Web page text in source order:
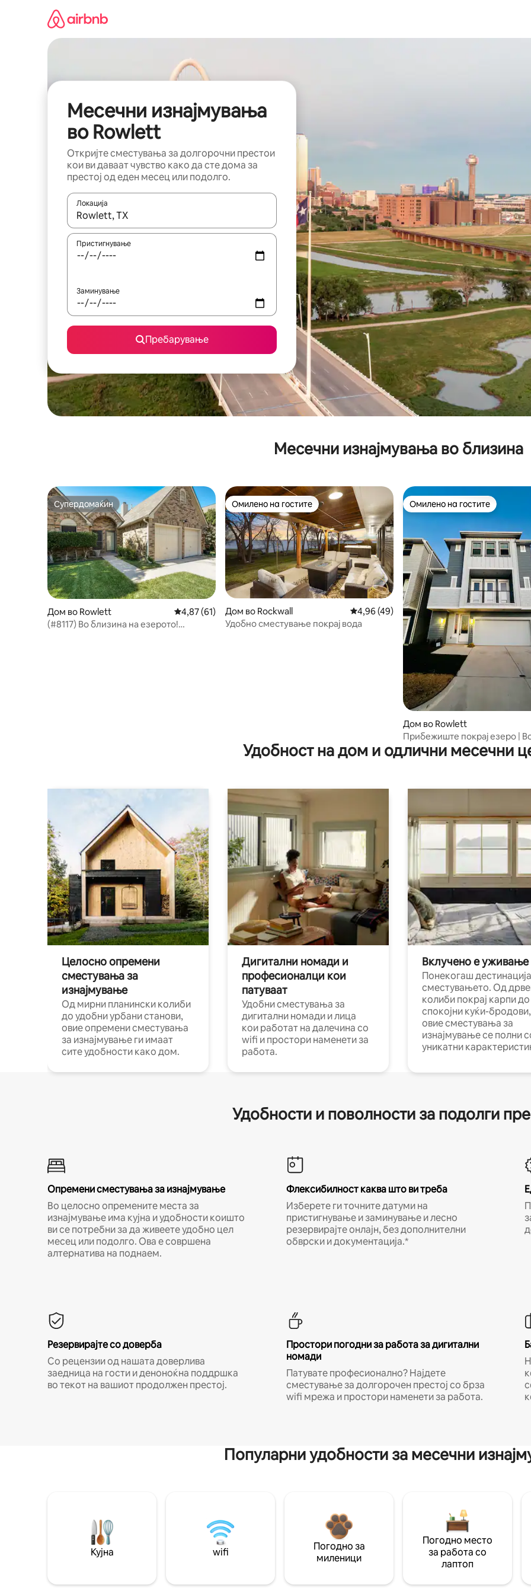
Месечни изнајмувања
во Rowlett
Откријте сместувања за долгорочни престои
кои ви даваат чувство како да сте дома за
престој од еден месец или подолго.
Локација
Кога резултатите се достапни, движете се со копчињата со стрелки нагоре и надолу или истражувајте со
Пристигнување
Заминување
Пребарување
Месечни изнајмувања во близина
Супердомаќин
Супердомаќин
Дом во Rowlett Просечна оцена: 4,87 од 5, 61 рецензии
4,87 (61)
(#8117) Во близина на езерото!
Омилено на гостите
Омилено на гостите
Дом во Rockwall Просечна оцена: 4,96 од 5, 49 рецензии
4,96 (49)
Удобно сместување покрај вода
Омилено на гостите
Омилено на гостите
Дом во Rowlett
Прибежиште покрај езеро |
на Далас и пристаништето
Удобност на дом и одлични месечни
Целосно опремени
сместувања за
изнајмување
Од мирни планински колиби
до удобни урбани станови,
овие опремени сместувања
за изнајмување ги имаат
сите удобности како дом.
Дигитални номади и
професионалци кои
патуваат
Удобни сместувања за
дигитални номади и лица
кои работат на далечина со
wifi и простори наменети за
работа.
Вклучено е уживање
Понекогаш
сместувањето. Од
колиби покрај карпи до
спокојни куќи-бродови,
овие сместувања за
изнајмување се полни
уникатни
Удобности и поволности за подолги
Опремени сместувања за изнајмување
Во целосно опремените места за
изнајмување има кујна и удобности коишто
ви се потребни за да живеете удобно цел
месец или подолго. Ова е совршена
алтернатива на поднаем.
Флексибилност каква што ви треба
Изберете ги точните датуми на
пристигнување и заминување и лесно
резервирајте онлајн, без дополнителни
обврски и документација.*
Резервирајте со доверба
Со рецензии од нашата доверлива
заедница на гости и деноноќна поддршка
во текот на вашиот продолжен престој.
Простори погодни за работа за дигитални
номади
Патувате професионално? Најдете
сместување за долгорочен престој со брза
wifi мрежа и простори наменети за работа.
Популарни удобности за месечни
Кујна wifi
Погодно за
миленици
Погодно место
за работа со
лаптоп